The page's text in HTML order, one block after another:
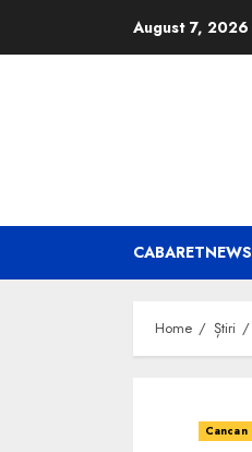
August 7, 2026
CABARETNEWS
Home Știri
Cancan